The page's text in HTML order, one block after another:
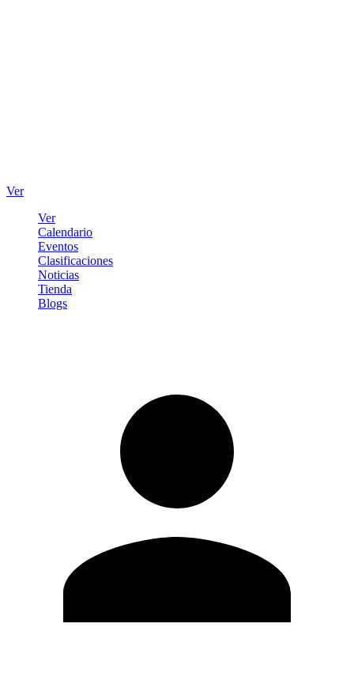
Ver
Ver
Calendario
Eventos
Clasificaciones
Noticias
Tienda
Blogs